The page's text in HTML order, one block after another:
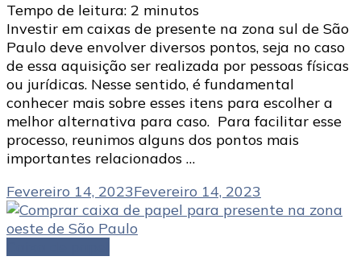
Tempo de leitura: 2 minutos
Investir em caixas de presente na zona sul de São
Paulo deve envolver diversos pontos, seja no caso
de essa aquisição ser realizada por pessoas físicas
ou jurídicas. Nesse sentido, é fundamental
conhecer mais sobre esses itens para escolher a
melhor alternativa para caso. Para facilitar esse
processo, reunimos alguns dos pontos mais
importantes relacionados …
Fevereiro 14, 2023Fevereiro 14, 2023